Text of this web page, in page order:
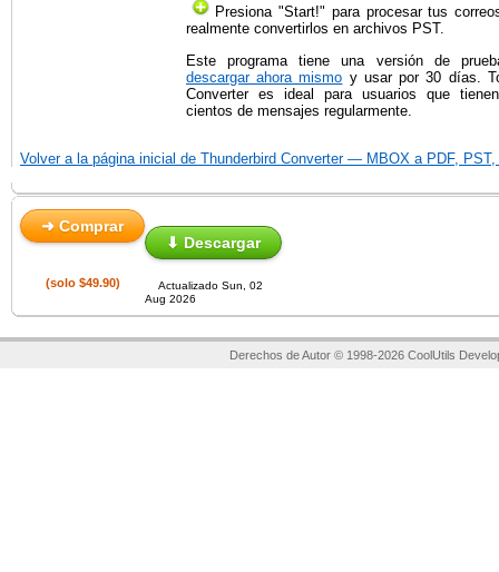
Presiona "Start!" para procesar tus
realmente convertirlos en archivos PST.
Este programa tiene una versión de
descargar ahora mismo y usar por 30 días.
Converter es ideal para usuarios que
cientos de mensajes regularmente.
Volver a la página inicial de Thunderbird Converter — MBOX a PDF, PST,
➜ Comprar
⬇ Descargar
(solo $49.90)
Actualizado Sun, 02
Aug 2026
Derechos de Autor © 1998-2026 CoolUtils